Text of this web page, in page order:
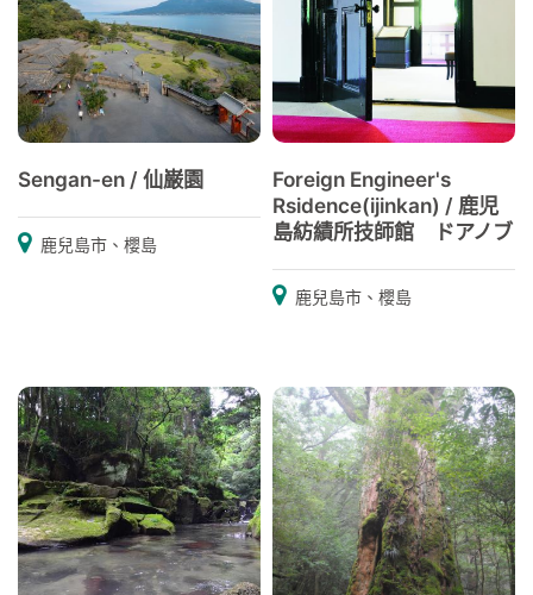
Sengan-en / 仙巌園
鹿兒島市、櫻島
Foreign Engineer's
Rsidence(ijinkan) / 鹿児
島紡績所技師館 ドアノブ
鹿兒島市、櫻島